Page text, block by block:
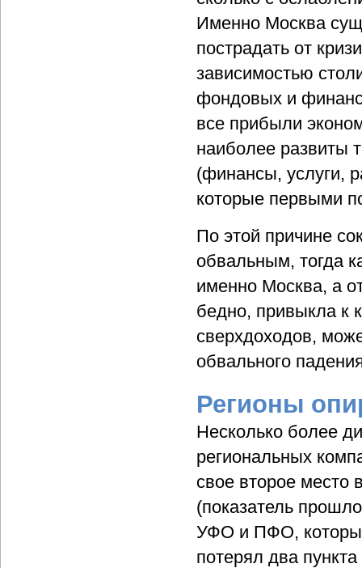
Именно Москва
пострадать от
зависимостью
фондовых и
все прибыли
наиболее развиты
(финансы, услуги,
которые первыми
По этой причине
обвальным, тогда
именно Москва, а
бедно, привыкла к
сверхдоходов,
обвального
Регионы
Несколько более
региональных
свое второе место
(показатель
УФО и ПФО,
потерял два